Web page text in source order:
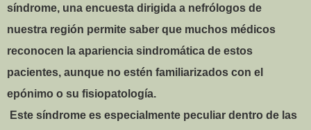
síndrome, una encuesta dirigida a nefrólogos de
nuestra región permite saber que muchos médicos
reconocen la apariencia sindromática de estos
pacientes, aunque no estén familiarizados con el
epónimo o su fisiopatología.
Este síndrome es especialmente peculiar dentro de las